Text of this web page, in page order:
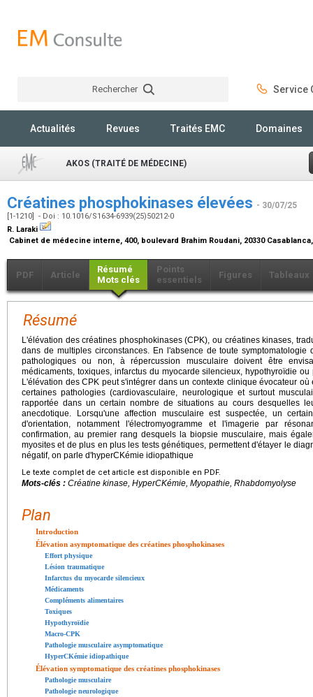
Rechercher Service
Actualités Revues Traités EMC Domaines
AKOS (TRAITÉ DE MÉDECINE)
Créatines phosphokinases élevées - 30/07/25
[1-1210] - Doi : 10.1016/S1634-6939(25)50212-0
R. Laraki
Cabinet de médecine interne, 400, boulevard Brahim Roudani, 20330
PDF Article
Résumé
Mots clés
Points
essentiels
Figures Tableaux
Résumé
L'élévation des créatines phosphokinases (CPK), ou créatines kinases,
dans de multiples circonstances. En l'absence de toute symptomatologie
pathologiques ou non, à répercussion musculaire doivent être
médicaments, toxiques, infarctus du myocarde silencieux, hypothyroïdie
L'élévation des CPK peut s'intégrer dans un contexte clinique évocateur
certaines pathologies (cardiovasculaire, neurologique et surtout
rapportée dans un certain nombre de situations au cours desquelles
anecdotique. Lorsqu'une affection musculaire est suspectée, un
d'orientation, notamment l'électromyogramme et l'imagerie par
confirmation, au premier rang desquels la biopsie musculaire, mais
myosites et de plus en plus les tests génétiques, permettent d'étayer le
négatif, on parle d'hyperCKémie idiopathique
Le texte complet de cet article est disponible en PDF.
Mots-clés : Créatine kinase, HyperCKémie, Myopathie, Rhabdomyolyse
Plan
Introduction
Élévation asymptomatique des créatines phosphokinases
Effort physique
Lésion traumatique
Infarctus du myocarde silencieux
Médicaments
Compléments alimentaires
Toxiques
Hypothyroïdie
Macro-CPK
Pathologie musculaire asymptomatique
HyperCKémie idiopathique
Élévation symptomatique des créatines phosphokinases
Pathologie musculaire
Pathologie neurologique